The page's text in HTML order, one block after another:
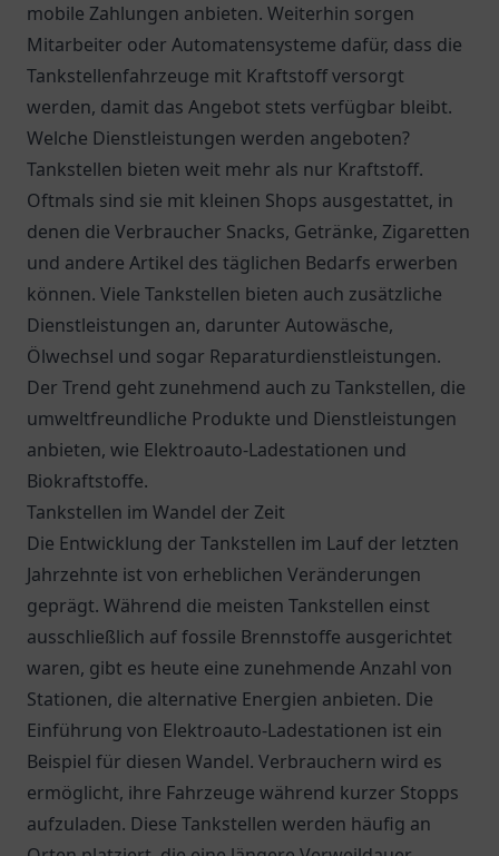
mobile Zahlungen anbieten. Weiterhin sorgen
Mitarbeiter oder Automatensysteme dafür, dass die
Tankstellenfahrzeuge mit Kraftstoff versorgt
werden, damit das Angebot stets verfügbar bleibt.
Welche Dienstleistungen werden angeboten?
Tankstellen bieten weit mehr als nur Kraftstoff.
Oftmals sind sie mit kleinen Shops ausgestattet, in
denen die Verbraucher Snacks, Getränke, Zigaretten
und andere Artikel des täglichen Bedarfs erwerben
können. Viele Tankstellen bieten auch zusätzliche
Dienstleistungen an, darunter Autowäsche,
Ölwechsel und sogar Reparaturdienstleistungen.
Der Trend geht zunehmend auch zu Tankstellen, die
umweltfreundliche Produkte und Dienstleistungen
anbieten, wie Elektroauto-Ladestationen und
Biokraftstoffe.
Tankstellen im Wandel der Zeit
Die Entwicklung der Tankstellen im Lauf der letzten
Jahrzehnte ist von erheblichen Veränderungen
geprägt. Während die meisten Tankstellen einst
ausschließlich auf fossile Brennstoffe ausgerichtet
waren, gibt es heute eine zunehmende Anzahl von
Stationen, die alternative Energien anbieten. Die
Einführung von Elektroauto-Ladestationen ist ein
Beispiel für diesen Wandel. Verbrauchern wird es
ermöglicht, ihre Fahrzeuge während kurzer Stopps
aufzuladen. Diese Tankstellen werden häufig an